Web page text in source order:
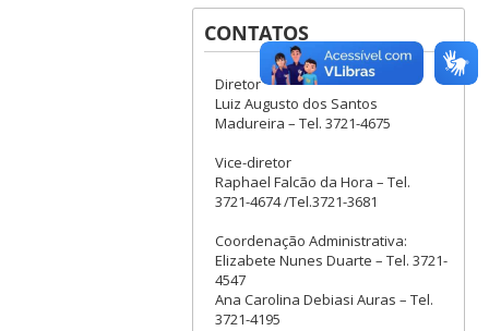
CONTATOS
Diretor
Luiz Augusto dos Santos
Madureira – Tel. 3721-4675
Vice-diretor
Raphael Falcão da Hora – Tel.
3721-4674 /Tel.3721-3681
Coordenação Administrativa:
Elizabete Nunes Duarte – Tel. 3721-
4547
Ana Carolina Debiasi Auras – Tel.
3721-4195